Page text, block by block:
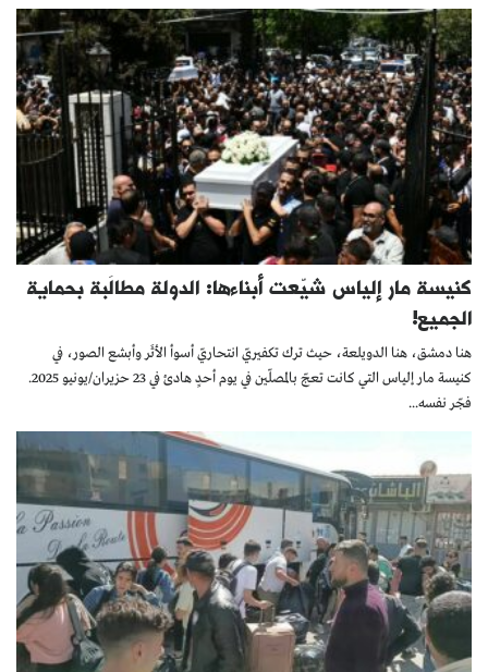
كنيسة مار إلياس شيّعت أبناءها: الدولة مطالَبة بحماية
الجميع!
هنا دمشق، هنا الدويلعة، حيث ترك تكفيريّ انتحاريّ أسوأ الأثَر وأبشع الصور، في
كنيسة مار إلياس التي كانت تعجّ بالمصلّين في يوم أحدٍ هادئ في 23 حزيران/يونيو 2025.
فجّر نفسه...